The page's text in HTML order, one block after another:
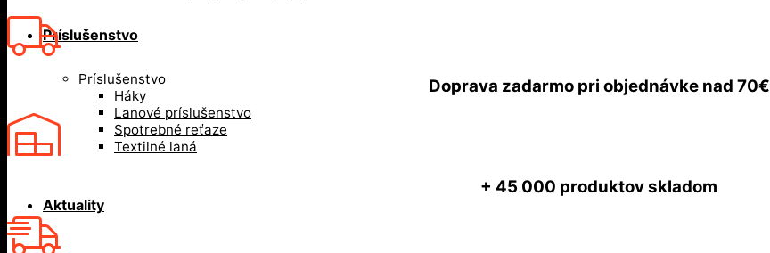
Príslušenstvo
Príslušenstvo
Háky
Lanové príslušenstvo
Spotrebné reťaze
Textilné laná
Aktuality
Doprava zadarmo pri objednávke nad 70€
+ 45 000 produktov skladom